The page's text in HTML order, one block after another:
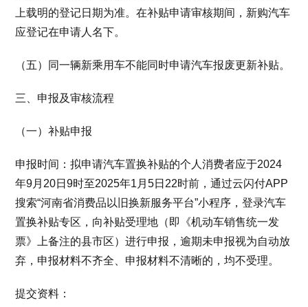
上载明的登记日期为准。在补贴申请审核期间，新购汽车
应登记在申请人名下。
（五）同一辆新乘用车不能同时申请汽车报废更新补贴。
三、申报及审核流程
（一）补贴申报
申报时间：拟申请汽车置换补贴的个人消费者应于2024
年9月20日9时至2025年1月5日22时前，通过云闪付APP
搜索“河南省消费品以旧换新服务平台”小程序，登录汽车
置换补贴专区，向补贴受理地（即《机动车销售统一发
票》上备注的县市区）进行申报，逾期未申报视为自动放
弃，申报材料不齐全、申报材料不清晰的，均不受理。
提交资料：